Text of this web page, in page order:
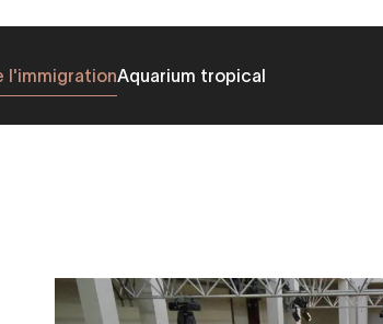
l'immigrationAquarium tropical